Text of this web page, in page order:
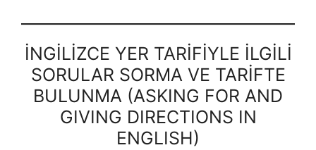
İNGİLİZCE YER TARİFİYLE İLGİLİ
SORULAR SORMA VE TARİFTE
BULUNMA (ASKING FOR AND
GIVING DIRECTIONS IN
ENGLISH)